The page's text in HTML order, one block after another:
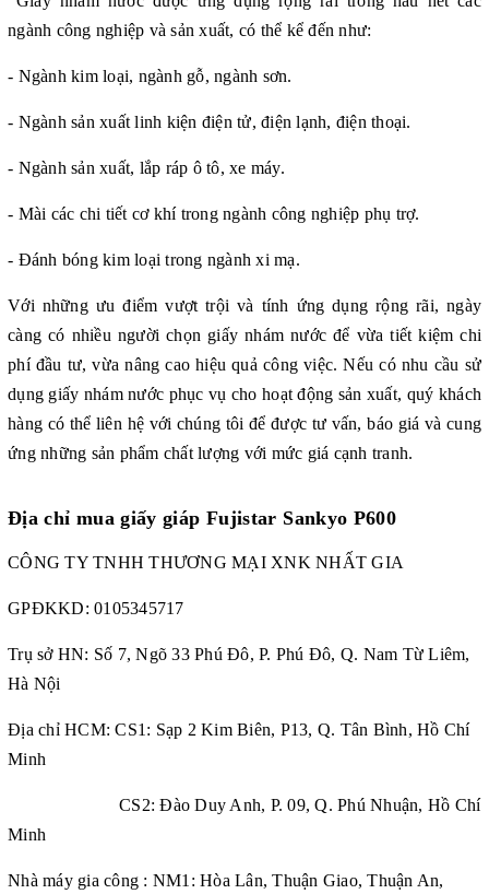
ngành công nghiệp và sản xuất, có thể kể đến như:
- Ngành kim loại, ngành gỗ, ngành sơn.
- Ngành sản xuất linh kiện điện tử, điện lạnh, điện thoại.
- Ngành sản xuất, lắp ráp ô tô, xe máy.
- Mài các chi tiết cơ khí trong ngành công nghiệp phụ trợ.
- Đánh bóng kim loại trong ngành xi mạ.
Với những ưu điểm vượt trội và tính ứng dụng rộng rãi, ngày
càng có nhiều người chọn giấy nhám nước để vừa tiết kiệm chi
phí đầu tư, vừa nâng cao hiệu quả công việc. Nếu có nhu cầu sử
dụng giấy nhám nước phục vụ cho hoạt động sản xuất, quý khách
hàng có thể liên hệ với chúng tôi để được tư vấn, báo giá và cung
ứng những sản phẩm chất lượng với mức giá cạnh tranh.
Địa chỉ muagiấy giáp Fujistar Sankyo P600
CÔNG TY TNHH THƯƠNG MẠI XNK NHẤT GIA
GPĐKKD: 0105345717
Trụ sở HN: Số 7, Ngõ 33 Phú Đô, P. Phú Đô, Q. Nam Từ Liêm,
Hà Nội
Địa chỉ HCM: CS1: Sạp 2 Kim Biên, P13, Q. Tân Bình, Hồ Chí
Minh
CS2: Đào Duy Anh, P. 09, Q. Phú Nhuận, Hồ Chí
Minh
Nhà máy gia công : NM1: Hòa Lân, Thuận Giao, Thuận An,